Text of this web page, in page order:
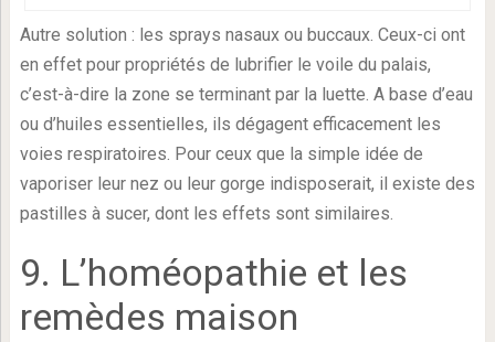
Autre solution : les sprays nasaux ou buccaux. Ceux-ci ont
en effet pour propriétés de lubrifier le voile du palais,
c’est-à-dire la zone se terminant par la luette. A base d’eau
ou d’huiles essentielles, ils dégagent efficacement les
voies respiratoires. Pour ceux que la simple idée de
vaporiser leur nez ou leur gorge indisposerait, il existe des
pastilles à sucer, dont les effets sont similaires.
9. L’homéopathie et les
remèdes maison